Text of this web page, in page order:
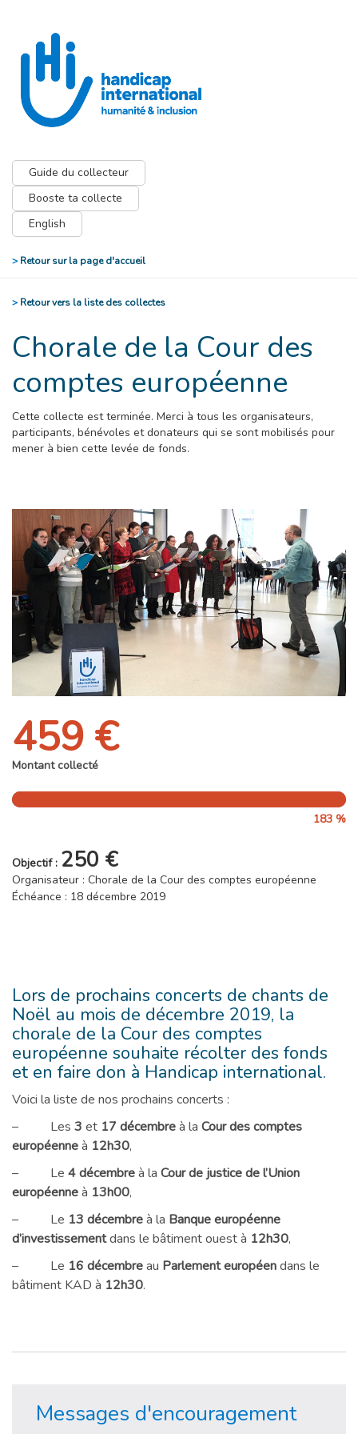
Guide du collecteur
Booste ta collecte
English
> Retour sur la page d'accueil
> Retour vers la liste des collectes
Chorale de la Cour des
comptes européenne
Cette collecte est terminée. Merci à tous les organisateurs,
participants, bénévoles et donateurs qui se sont mobilisés pour
mener à bien cette levée de fonds.
459 €
Montant collecté
183 %
Objectif : 250 €
Organisateur : Chorale de la Cour des comptes européenne
Échéance : 18 décembre 2019
Lors de prochains concerts de chants de
Noël au mois de décembre 2019, la
chorale de la Cour des comptes
européenne souhaite récolter des fonds
et en faire don à Handicap international.
Voici la liste de nos prochains concerts :
– Les 3 et 17 décembreà la Cour des comptes
européenneà 12h30,
– Le 4 décembreà la Cour de justice de l’Union
européenneà 13h00,
– Le 13 décembreà la Banque européenne
d’investissementdans le bâtiment ouest à 12h30,
– Le 16 décembreau Parlement européendans le
bâtiment KAD à 12h30.
Messages d'encouragement